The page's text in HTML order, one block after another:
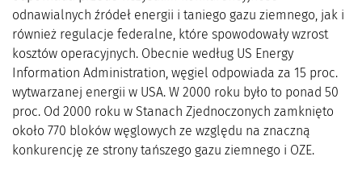
odnawialnych źródeł energii i taniego gazu ziemnego, jak i
również regulacje federalne, które spowodowały wzrost
kosztów operacyjnych. Obecnie według US Energy
Information Administration, węgiel odpowiada za 15 proc.
wytwarzanej energii w USA. W 2000 roku było to ponad 50
proc. Od 2000 roku w Stanach Zjednoczonych zamknięto
około 770 bloków węglowych ze względu na znaczną
konkurencję ze strony tańszego gazu ziemnego i OZE.